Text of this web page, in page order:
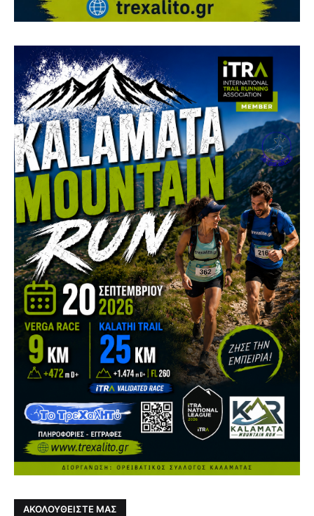
ΑΚΟΛΟΥΘΕΙΣΤΕ ΜΑΣ